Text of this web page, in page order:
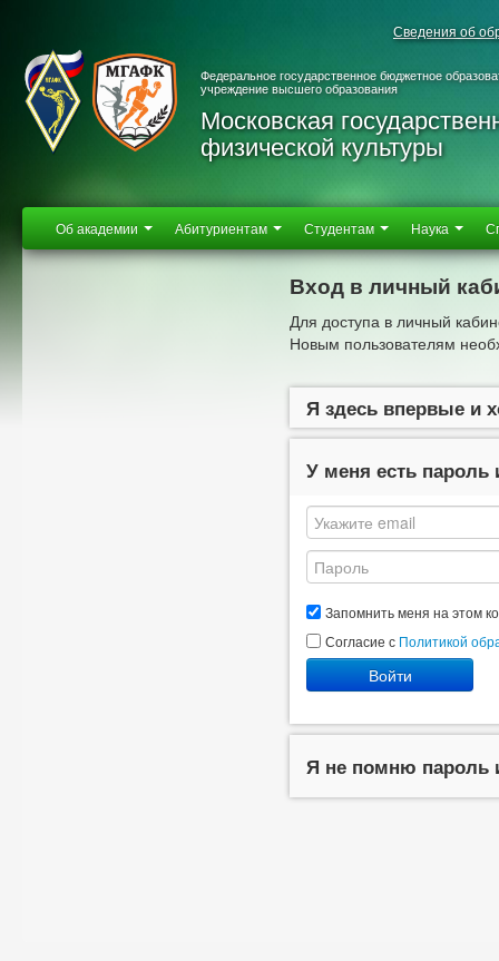
Сведения об
Федеральное государственное бюджетное
учреждение высшего образования
Московская
физической культуры
Об академии Абитуриентам Студентам Наука
Вход в личный
Для доступа в личный
Новым пользователям
Я здесь впервые и
У меня есть пароль
Запомнить меня на этом
Согласие с Политикой
Войти
Я не помню пароль